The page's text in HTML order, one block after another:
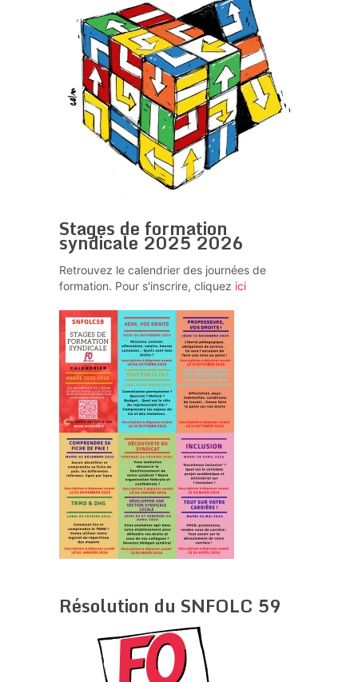
Stages de formation
syndicale 2025 2026
Retrouvez le calendrier des journées de
formation. Pour s'inscrire, cliquez ici
Résolution du SNFOLC 59